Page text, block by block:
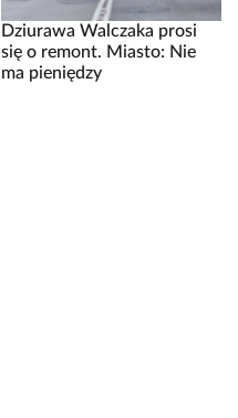
Dziurawa Walczaka prosi
się o remont. Miasto: Nie
ma pieniędzy